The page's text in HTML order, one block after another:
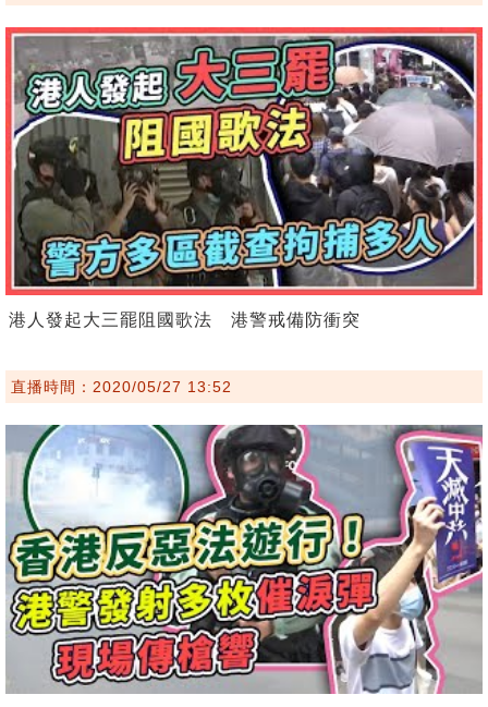
港人發起大三罷阻國歌法 港警戒備防衝突
直播時間：2020/05/27 13:52